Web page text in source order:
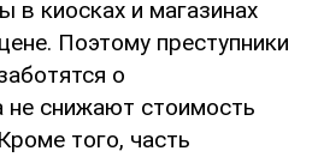
в киосках и магазинах
Поэтому преступники
о
не снижают стоимость
того, часть